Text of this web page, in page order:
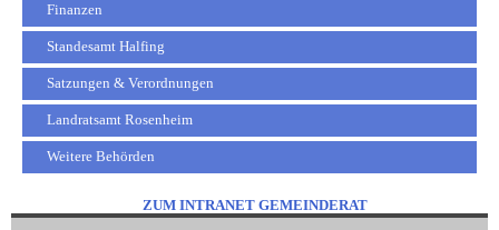
Finanzen
Standesamt Halfing
Satzungen & Verordnungen
Landratsamt Rosenheim
Weitere Behörden
ZUM INTRANET GEMEINDERAT